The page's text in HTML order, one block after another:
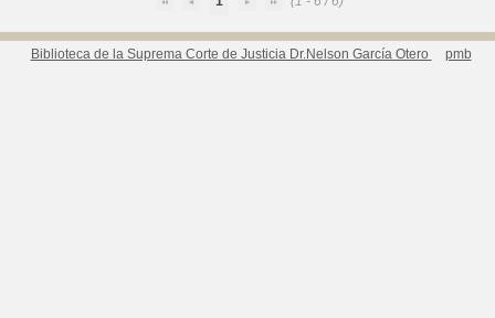
Biblioteca de la Suprema Corte de Justicia Dr.Nelson García Otero pmb